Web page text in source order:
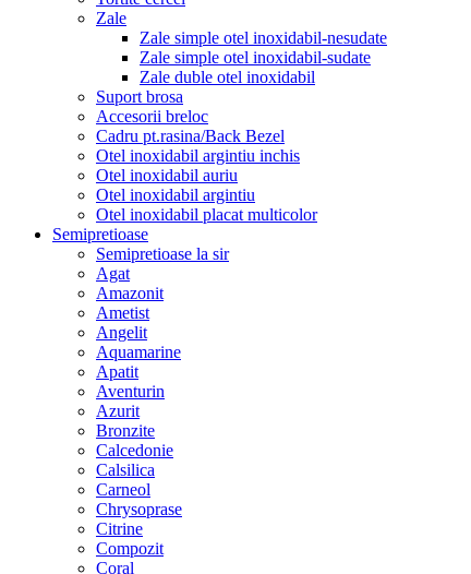
Zale
Zale simple otel inoxidabil-nesudate
Zale simple otel inoxidabil-sudate
Zale duble otel inoxidabil
Suport brosa
Accesorii breloc
Cadru pt.rasina/Back Bezel
Otel inoxidabil argintiu inchis
Otel inoxidabil auriu
Otel inoxidabil argintiu
Otel inoxidabil placat multicolor
Semipretioase
Semipretioase la sir
Agat
Amazonit
Ametist
Angelit
Aquamarine
Apatit
Aventurin
Azurit
Bronzite
Calcedonie
Calsilica
Carneol
Chrysoprase
Citrine
Compozit
Coral